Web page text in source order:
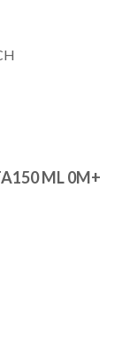
ML 0M+